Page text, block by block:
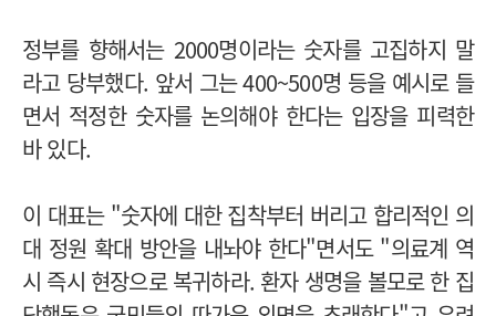
정부를 향해서는 2000명이라는 숫자를 고집하지 말
라고 당부했다. 앞서 그는 400~500명 등을 예시로 들
면서 적정한 숫자를 논의해야 한다는 입장을 피력한
바 있다.
이 대표는 "숫자에 대한 집착부터 버리고 합리적인 의
대 정원 확대 방안을 내놔야 한다"면서도 "의료계 역
시 즉시 현장으로 복귀하라. 환자 생명을 볼모로 한 집